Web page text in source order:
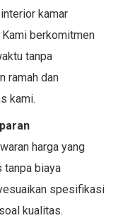
kamar
berkomitmen
tanpa
ramah dan
kami.
harga yang
tanpa biaya
spesifikasi
kualitas.